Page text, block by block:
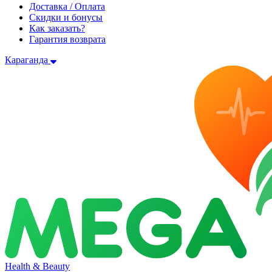
Доставка / Оплата
Скидки и бонусы
Как заказать?
Гарантия возврата
Караганда
Health & Beauty